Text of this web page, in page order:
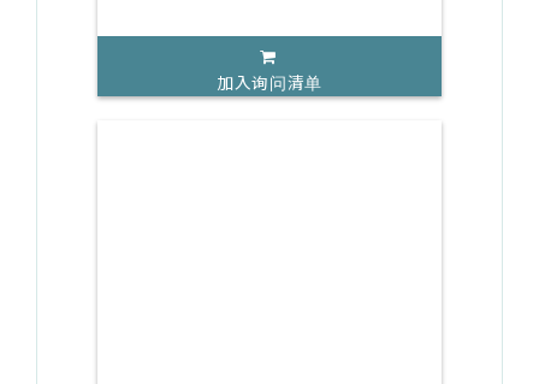
加入询问清单